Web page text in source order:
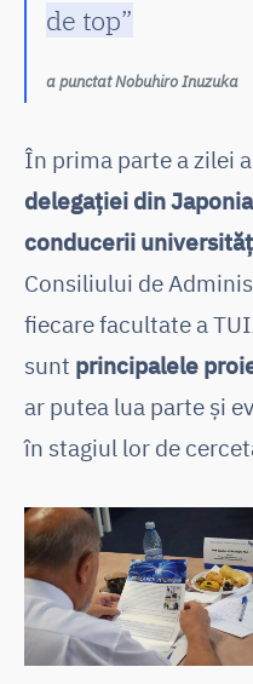
de top”
a punctat Nobuhiro Inuzuka
În prima parte a zilei
delegației din
conducerii
Consiliului de
fiecare facultate a
sunt principalele
ar putea lua parte și
în stagiul lor de